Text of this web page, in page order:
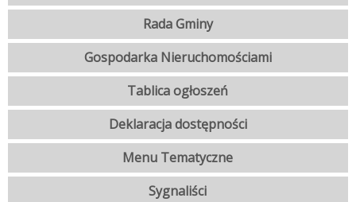
Rada Gminy
Gospodarka Nieruchomościami
Tablica ogłoszeń
Deklaracja dostępności
Menu Tematyczne
Sygnaliści